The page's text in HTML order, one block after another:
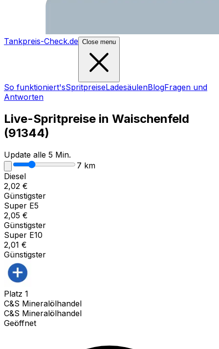
Tankpreis-Check.de Close menu
So funktioniert'sSpritpreiseLadesäulenBlogFragen und
Antworten
Live-Spritpreise in Waischenfeld
(91344)
Update alle 5 Min.
7 km
Diesel
2,02 €
Günstigster
Super E5
2,05 €
Günstigster
Super E10
2,01 €
Günstigster
Platz 1
C&S Mineralölhandel
C&S Mineralölhandel
Geöffnet